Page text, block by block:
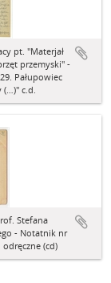
pt. "Materjał
przemyski" -
Pałupowiec
(…)" c.d.
Stefana
- Notatnik nr
(cd)